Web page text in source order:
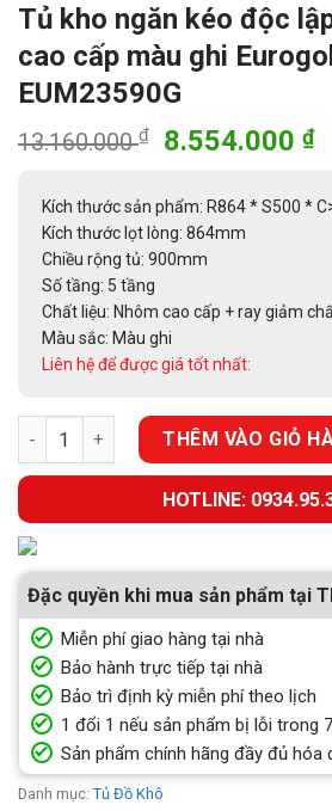
Tủ kho ngăn kéo độc
cao cấp màu ghi
EUM23590G
13.160.000₫
Giá
là:
13.160.000 ₫.
8.554.000 ₫
Kích thước sản phẩm: R864 * S500 *
Kích thước lọt lòng: 864mm
Chiều rộng tủ: 900mm
Số tầng: 5 tầng
Chất liệu: Nhôm cao cấp + ray giảm
Màu sắc: Màu ghi
Liên hệ để được giá tốt nhất:
Tủ kho ngăn kéo độc lập 5 tầng
THÊM VÀO GIỎ
HOTLINE:
Đặc quyền khi mua sản phẩm tại
Miễn phí giao hàng tại nhà
Bảo hành trực tiếp tại nhà
Bảo trì định kỳ miễn phí theo lịch
1 đổi 1 nếu sản phẩm bị lỗi trong
Sản phẩm chính hãng đầy đủ hóa
Danh mục: Tủ Đồ Khô